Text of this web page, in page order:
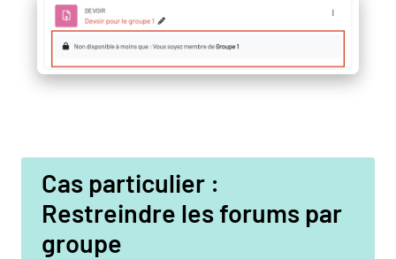
Cas particulier :
Restreindre les forums par
groupe